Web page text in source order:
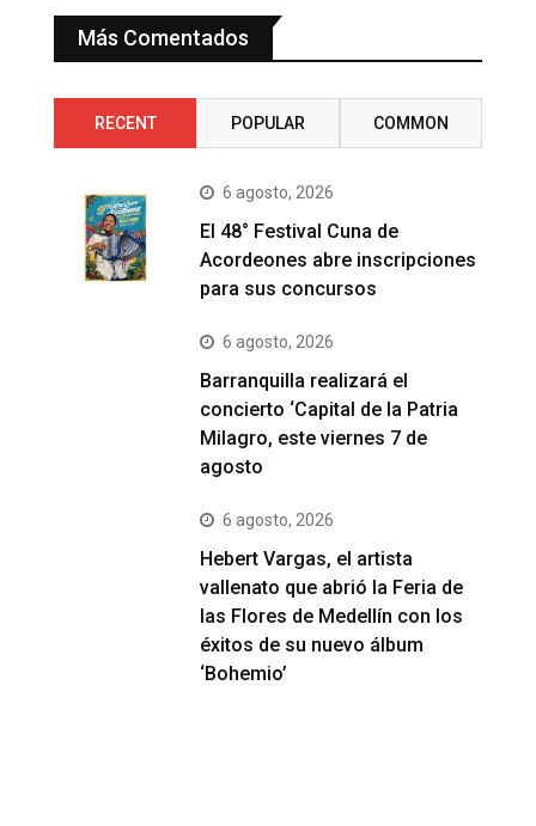
Más Comentados
RECENT POPULAR COMMON
6 agosto, 2026
El 48° Festival Cuna de
Acordeones abre inscripciones
para sus concursos
6 agosto, 2026
Barranquilla realizará el
concierto ‘Capital de la Patria
Milagro, este viernes 7 de
agosto
6 agosto, 2026
Hebert Vargas, el artista
vallenato que abrió la Feria de
las Flores de Medellín con los
éxitos de su nuevo álbum
‘Bohemio’